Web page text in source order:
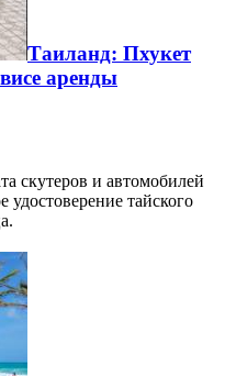
Таиланд: Пхукет
аренды
скутеров и автомобилей
удостоверение тайского